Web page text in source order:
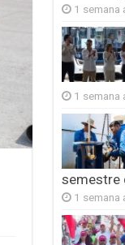
1 semana
1 semana
semestre
1 semana